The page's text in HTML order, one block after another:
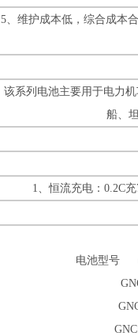
5、维护成本低，综合成本
该系列电池主要用于电力
船、
1、恒流充电
电池型号